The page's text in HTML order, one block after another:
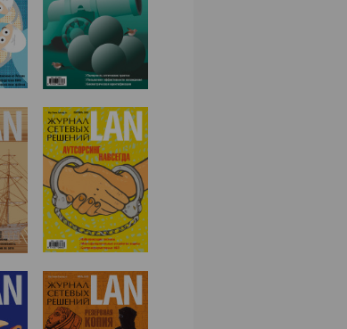
№11,2005
№09,2005